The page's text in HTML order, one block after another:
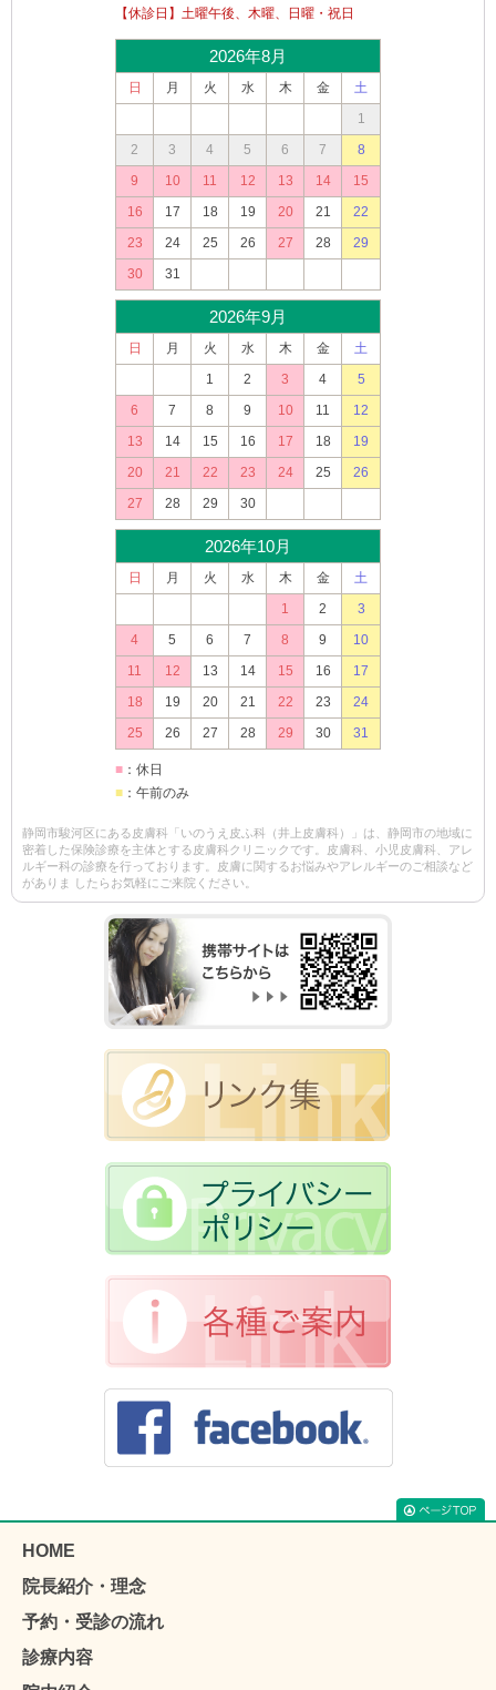
【休診日】土曜午後、木曜、日曜・祝日
2026年8月
日 月 火 水 木 金
土
1
2
3 4 5 6 7
8
9
10 11 12 13 14
15
16
17 18 19 20 21
22
23
24 25 26 27 28
29
30
31
2026年9月
日 月 火 水 木 金
土
1
2 3 4
5
6
7 8 9 10 11
12
13
14 15 16 17 18
19
20
21 22 23 24 25
26
27
28 29 30
2026年10月
日 月 火 水 木 金
土
1
2
3
4
5 6 7 8 9
10
11
12 13 14 15 16
17
18
19 20 21 22 23
24
25
26 27 28 29 30 31
■ ：休日
■ ：午前のみ
静岡市駿河区にある皮膚科「いのうえ皮ふ科（井上皮膚科）」は、静岡市の地域に
密着した保険診療を主体とする皮膚科クリニックです。皮膚科、小児皮膚科、アレ
ルギー科の診療を行っております。皮膚に関するお悩みやアレルギーのご相談など
がありま したらお気軽にご来院ください。
HOME
院長紹介・理念
予約・受診の流れ
診療内容